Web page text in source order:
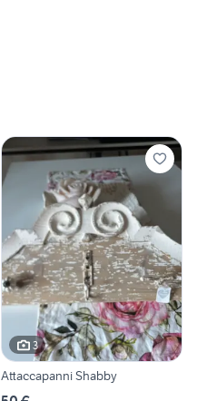
3
Attaccapanni Shabby